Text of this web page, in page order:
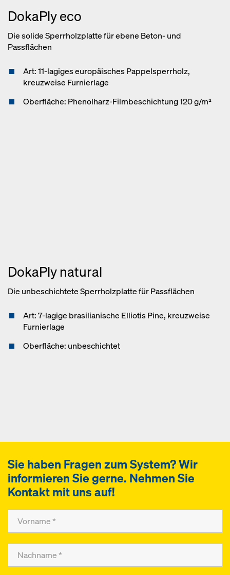
DokaPly eco
Die solide Sperrholzplatte für ebene Beton- und
Passflächen
Art: 11-lagiges europäisches Pappelsperrholz,
kreuzweise Furnierlage
Oberfläche: Phenolharz-Filmbeschichtung 120 g/m²
DokaPly natural
Die unbeschichtete Sperrholzplatte für Passflächen
Art: 7-lagige brasilianische Elliotis Pine, kreuzweise
Furnierlage
Oberfläche: unbeschichtet
Sie haben Fragen zum System? Wir
informieren Sie gerne. Nehmen Sie
Kontakt mit uns auf!